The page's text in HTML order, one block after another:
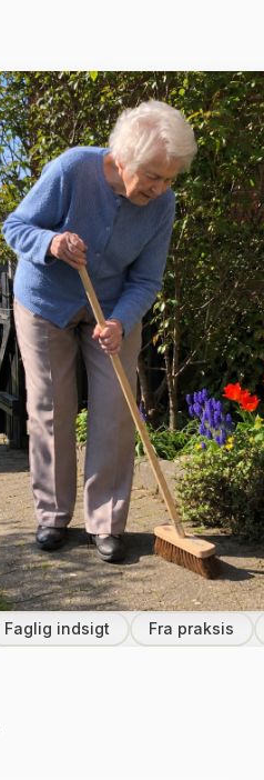
Faglig indsigt Fra praksis